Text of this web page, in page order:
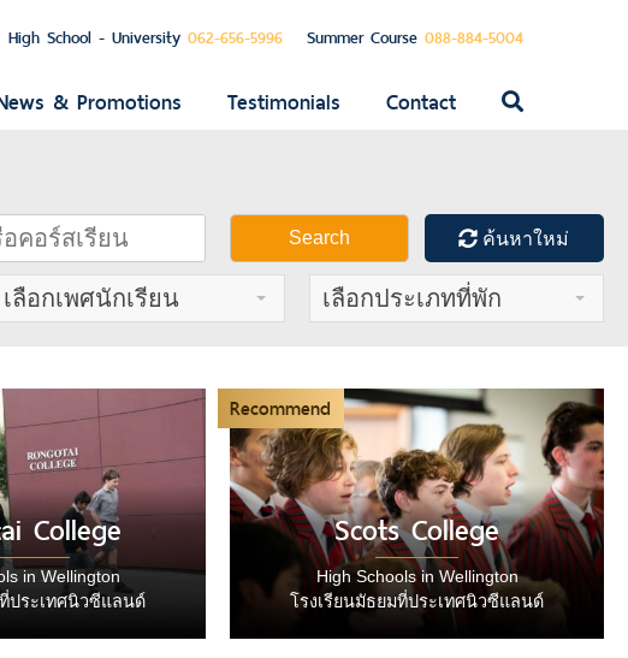
High School - University 062-656-5996 Summer Course 088-884-5004
& Promotions Testimonials Contact
Search ค้นหาใหม่
เลือกเพศนักเรียน เลือกประเภทที่พัก
College
in Wellington
ประเทศนิวซีแลนด์
Recommend
Scots College
High Schools in Wellington
โรงเรียนมัธยมที่ประเทศนิวซีแลนด์